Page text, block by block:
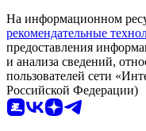
На информационном
рекомендательные
предоставления
и анализа сведений,
пользователей сети
Российской Федерации)